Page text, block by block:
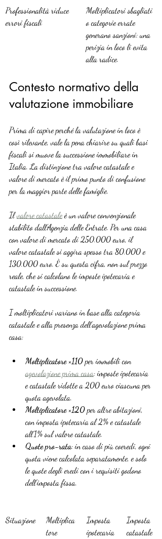
Professionalità riduce
errori fiscali
Moltiplicatori sbagliati
o categorie errate
generano sanzioni: una
perizia in loco li evita
alla radice.
Contesto normativo della
valutazione immobiliare
Prima di capire perché la valutazione in loco è
così rilevante, vale la pena chiarire su quali basi
fiscali si muove la successione immobiliare in
Italia. La distinzione tra valore catastale e
valore di mercato è il primo punto di confusione
per la maggior parte delle famiglie.
Il valore catastale è un valore convenzionale
stabilito dall’Agenzia delle Entrate. Per una casa
con valore di mercato di 250.000 euro, il
valore catastale si aggira spesso tra 80.000 e
130.000 euro. È su questa cifra, non sul prezzo
reale, che si calcolano le imposte ipotecaria e
catastale in successione.
I moltiplicatori variano in base alla categoria
catastale e alla presenza dell’agevolazione prima
casa:
Moltiplicatore ×110 per immobili con
agevolazione prima casa: imposte ipotecaria
e catastale ridotte a 200 euro ciascuna per
quota agevolata.
Moltiplicatore ×120 per altre abitazioni,
con imposta ipotecaria al 2% e catastale
all’1% sul valore catastale.
Quote pro-rata: in caso di più coeredi, ogni
quota viene calcolata separatamente, e solo
le quote degli eredi con i requisiti godono
dell’imposta fissa.
Situazione
Moltiplica
tore
Imposta
ipotecaria
Imposta
catastale